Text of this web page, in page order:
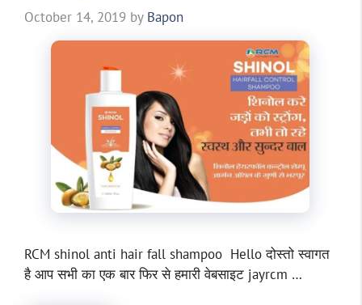
October 14, 2019 by Bapon
RCM shinol anti hair fall shampoo Hello दोस्तो स्वागत
है आप सभी का एक बार फिर से हमारी वेबसाइट jayrcm …